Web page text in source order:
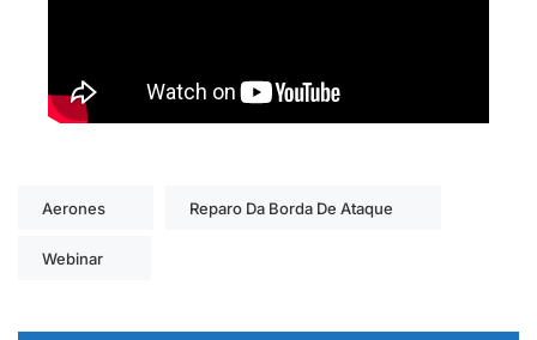
Aerones Reparo Da Borda De Ataque
Webinar